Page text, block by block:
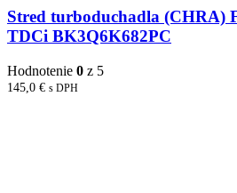
Stred turboduchadla (CHRA)
TDCi BK3Q6K682PC
Hodnotenie 0 z 5
145,0 € s DPH